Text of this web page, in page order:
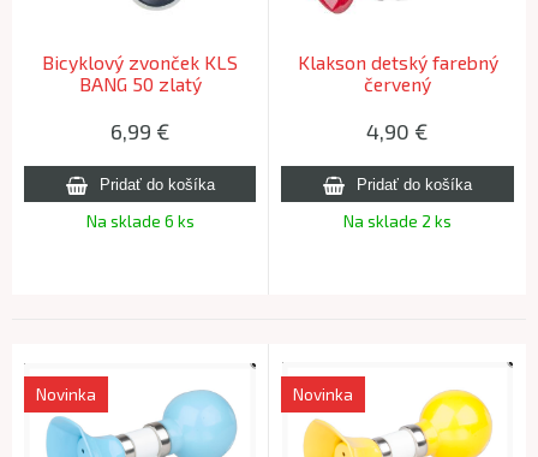
Bicyklový zvonček KLS
BANG 50 zlatý
6,99 €
Na sklade 6 ks
Klakson detský farebný
červený
4,90 €
Na sklade 2 ks
Novinka Novinka